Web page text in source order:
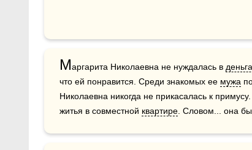
Маргарита Николаевна не нуждалась в
что ей понравится. Среди знакомых ее мужа
Николаевна никогда не прикасалась к
житья в совместной квартире . Словом... она